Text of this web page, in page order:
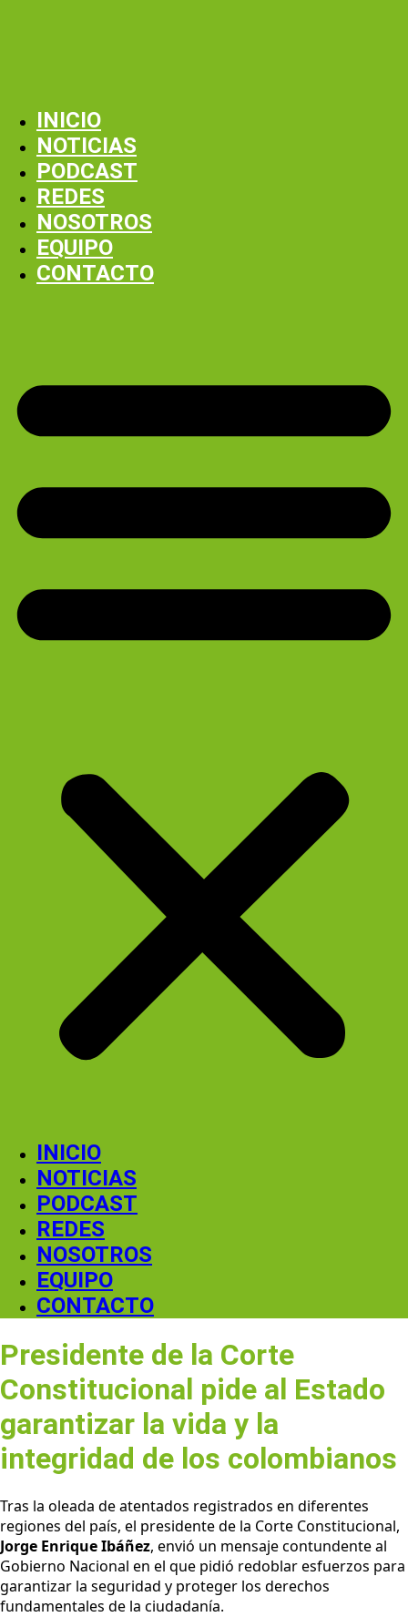
INICIO
NOTICIAS
PODCAST
REDES
NOSOTROS
EQUIPO
CONTACTO
INICIO
NOTICIAS
PODCAST
REDES
NOSOTROS
EQUIPO
CONTACTO
Presidente de la Corte
Constitucional pide al Estado
garantizar la vida y la
integridad de los colombianos
Tras la oleada de atentados registrados en diferentes
regiones del país, el presidente de la Corte Constitucional,
Jorge Enrique Ibáñez, envió un mensaje contundente al
Gobierno Nacional en el que pidió redoblar esfuerzos para
garantizar la seguridad y proteger los derechos
fundamentales de la ciudadanía.